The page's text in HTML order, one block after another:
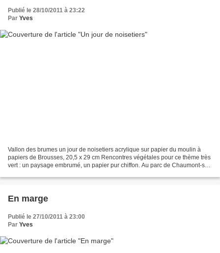
Publié le 28/10/2011 à 23:22
Par Yves
Vallon des brumes un jour de noisetiers acrylique sur papier du moulin à
papiers de Brousses, 20,5 x 29 cm Rencontres végétales pour ce thème très
vert : un paysage embrumé, un papier pur chiffon. Au parc de Chaumont-sur-
En marge
Publié le 27/10/2011 à 23:00
Par Yves